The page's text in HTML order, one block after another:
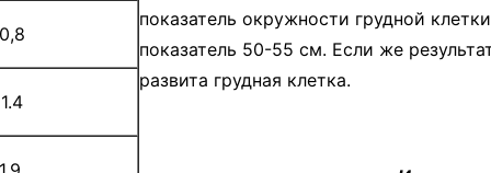
показатель окружности грудной
показатель 50-55 см. Если же
развита грудная клетка.